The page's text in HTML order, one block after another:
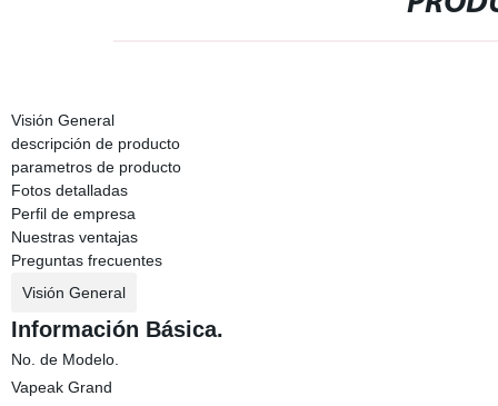
Visión General
descripción de producto
parametros de producto
Fotos detalladas
Perfil de empresa
Nuestras ventajas
Preguntas frecuentes
Visión General
Información Básica.
No. de Modelo.
Vapeak Grand